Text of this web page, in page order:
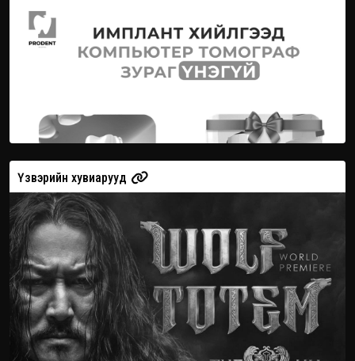
Үзвэрийн хувиарууд